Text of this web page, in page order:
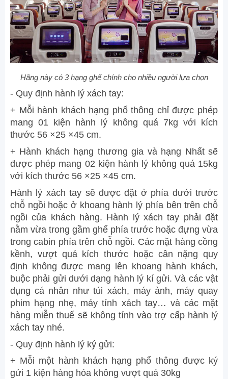
Hãng này có 3 hạng ghế chính cho nhiều người lựa chọn
- Quy định hành lý xách tay:
+ Mỗi hành khách hạng phổ thông chỉ được phép
mang 01 kiện hành lý không quá 7kg với kích
thước 56 ×25 ×45 cm.
+ Hành khách hạng thương gia và hạng Nhất sẽ
được phép mang 02 kiện hành lý không quá 15kg
với kích thước 56 ×25 ×45 cm.
Hành lý xách tay sẽ được đặt ở phía dưới trước
chỗ ngồi hoặc ở khoang hành lý phía bên trên chỗ
ngồi của khách hàng. Hành lý xách tay phải đặt
nằm vừa trong gầm ghế phía trước hoặc đựng vừa
trong cabin phía trên chỗ ngồi. Các mặt hàng cồng
kềnh, vượt quá kích thước hoặc cân nặng quy
định không được mang lên khoang hành khách,
buộc phải gửi dưới dạng hành lý kí gửi. Và các vật
dụng cá nhân như túi xách, máy ảnh, máy quay
phim hạng nhẹ, máy tính xách tay… và các mặt
hàng miễn thuế sẽ không tính vào trợ cấp hành lý
xách tay nhé.
- Quy định hành lý ký gửi:
+ Mỗi một hành khách hạng phổ thông được ký
gửi 1 kiện hàng hóa không vượt quá 30kg